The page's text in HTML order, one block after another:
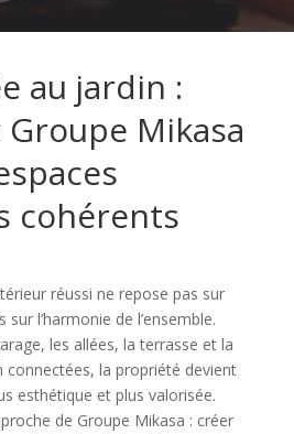
au jardin :
Mikasa
cohérents
réussi ne repose pas sur
l’harmonie de l’ensemble.
les allées, la terrasse et la
connectées, la propriété devient
esthétique et plus valorisée.
de Groupe Mikasa : créer